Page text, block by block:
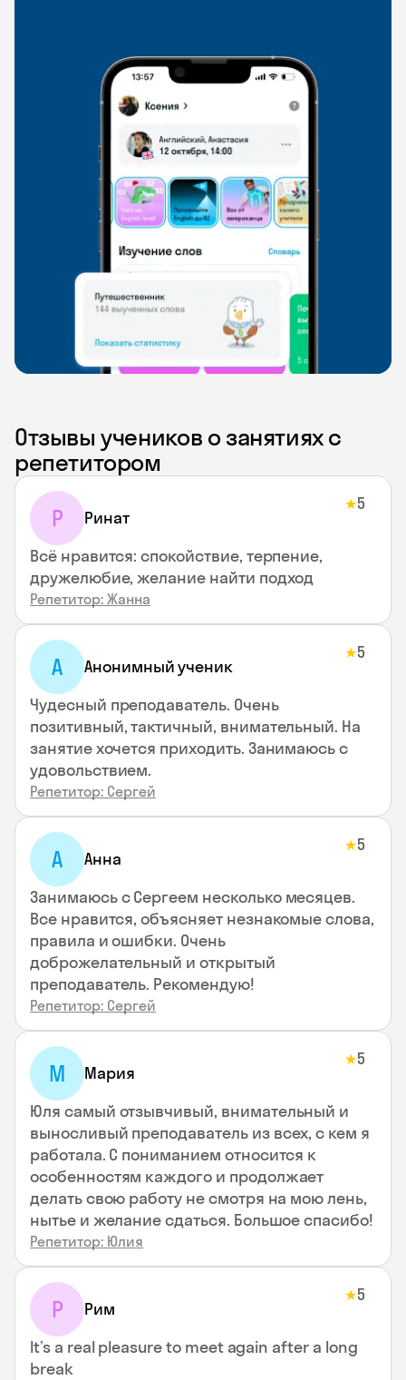
Отзывы учеников о занятиях с
репетитором
Р Ринат
★5
Всё нравится: спокойствие, терпение,
дружелюбие, желание найти подход
Репетитор: Жанна
А Анонимный ученик
★5
Чудесный преподаватель. Очень
позитивный, тактичный, внимательный. На
занятие хочется приходить. Занимаюсь с
удовольствием.
Репетитор: Сергей
А Анна
★5
Занимаюсь с Сергеем несколько месяцев.
Все нравится, объясняет незнакомые слова,
правила и ошибки. Очень
доброжелательный и открытый
преподаватель. Рекомендую!
Репетитор: Сергей
М Мария
★5
Юля самый отзывчивый, внимательный и
выносливый преподаватель из всех, с кем я
работала. С пониманием относится к
особенностям каждого и продолжает
делать свою работу не смотря на мою лень,
нытье и желание сдаться. Большое спасибо!
Репетитор: Юлия
Р Рим
★5
It’s a real pleasure to meet again after a long
break